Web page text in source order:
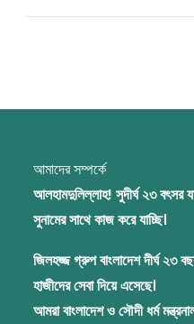
আমাদের সম্পর্কে
আলহামদুলিল্লাহ! সুদীর্ঘ ২৩ বৎসর
সুনামের সাথে কাজ করে যাচ্ছি।
জিলহজ্জ গ্রুপ বাংলাদেশ দীর্ঘ ২৩
হাজীদের সেবা দিয়ে এসেছে।
আমরা বাংলাদেশ ও সৌদী ধর্ম